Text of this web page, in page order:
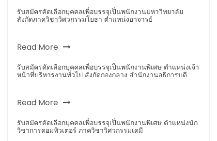
รับสมัครคัดเลือกบุคคลเพื่อบรรจุเป็นพนักงานมหาวิทยาลัย
สังกัดภาควิชาวิศวกรรมโยธา ตำแหน่งอาจารย์
Read More
รับสมัครคัดเลือกบุคคลเพื่อบรรจุเป็นพนักงานพิเศษ ตำแหน่งเจ้า
หน้าที่บริหารงานทั่วไป สังกัดกองกลาง สำนักงานอธิการบดี
Read More
รับสมัครคัดเลือกบุคคลเพื่อบรรจุเป็นพนักงานพิเศษ ตำแหน่งนัก
วิชาการคอมพิวเตอร์ ภาควิชาวิศวกรรมเคมี